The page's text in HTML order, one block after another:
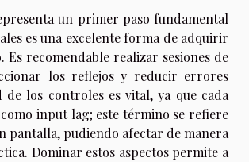
un primer paso fundamental
es una excelente forma de adquirir
recomendable realizar sesiones de
los reflejos y reducir errores
los controles es vital, ya que cada
input lag; este término se refiere
pantalla, pudiendo afectar de manera
Dominar estos aspectos permite a